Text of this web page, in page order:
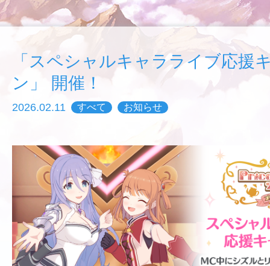
「スペシャルキャラライブ応援
ン」 開催！
2026.02.11 すべて お知らせ